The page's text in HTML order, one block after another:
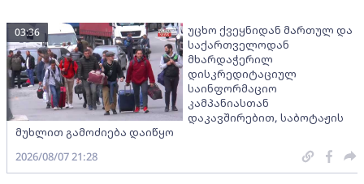
უცხო ქვეყნიდან მართულ და
საქართველოდან
მხარდაჭერილ
დისკრედიტაციულ
საინფორმაციო
კამპანიასთან
დაკავშირებით, საბოტაჟის
მუხლით გამოძიება დაიწყო
03:36
2026/08/07 21:28